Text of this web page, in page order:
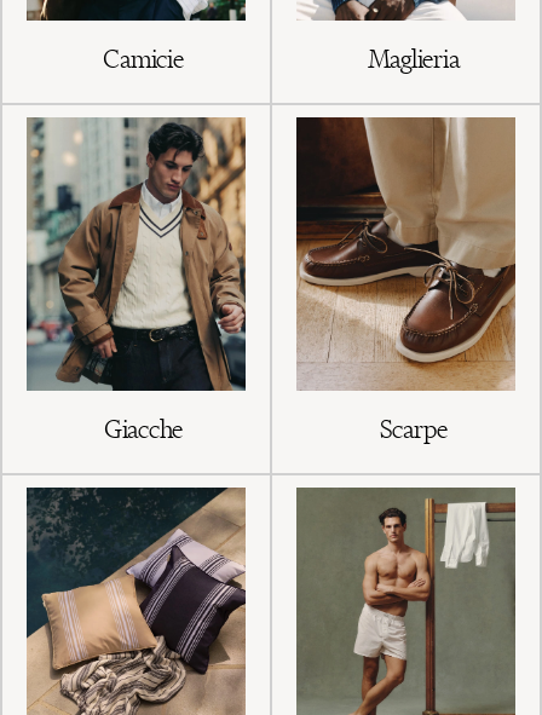
Camicie Maglieria
Giacche Scarpe